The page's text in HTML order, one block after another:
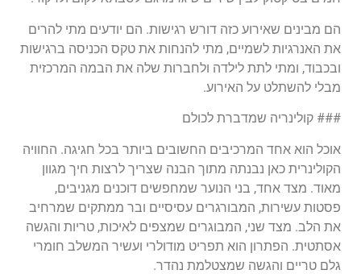
הם מבינים שאירוע כזה דורש רגישות. הם יודעים מתי להרים
את האנרגיות לשמיים, מתי להנחות את טקס הכניסה ברגישות
ובכבוד, ומתי לתת לילדה ולחברות שלה את הבמה המרכזית
מבלי להשתלט על האירוע.
### קולינריה שמדברת לכולם
אוכל הוא אחד המרכיבים החשובים ביותר בכל חגיגה. החוויה
הקולינרית כאן נבנתה מתוך הבנה שצריך לרצות חיך מגוון
מאוד. מצד אחד, בני הנוער שמחפשים דוכנים מגניבים,
פסטות עשירות, המבורגרים עסיסיים ובר ממתקים שמרחיב
את הלב. מצד שני, המבוגרים שמצפים לאיכות, טריות והגשה
אסתטית. הפתרון הוא תפריט מודולרי ועשיר המשלב חומרי
גלם טריים והגשה שמצטלמת נהדר.